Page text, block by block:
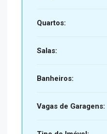
Quartos:
Salas:
Banheiros:
Vagas de Garagens: